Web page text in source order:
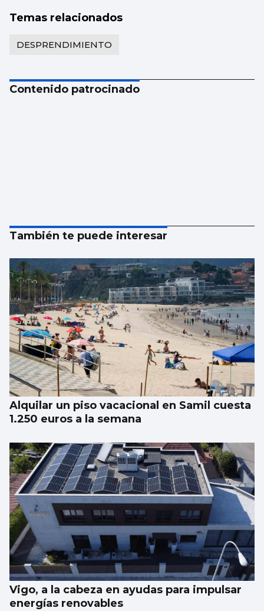
Temas relacionados
DESPRENDIMIENTO
Contenido patrocinado
También te puede interesar
Alquilar un piso vacacional en Samil cuesta
1.250 euros a la semana
Vigo, a la cabeza en ayudas para impulsar
energías renovables